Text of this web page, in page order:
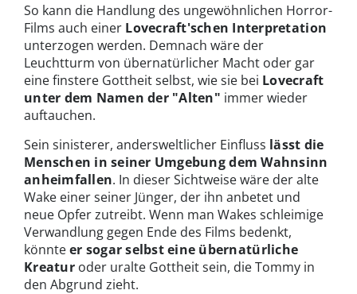
So kann die Handlung des ungewöhnlichen Horror-
Films auch einer Lovecraft'schen Interpretation
unterzogen werden. Demnach wäre der
Leuchtturm von übernatürlicher Macht oder gar
eine finstere Gottheit selbst, wie sie bei Lovecraft
unter dem Namen der "Alten" immer wieder
auftauchen.
Sein sinisterer, andersweltlicher Einfluss lässt die
Menschen in seiner Umgebung dem Wahnsinn
anheimfallen. In dieser Sichtweise wäre der alte
Wake einer seiner Jünger, der ihn anbetet und
neue Opfer zutreibt. Wenn man Wakes schleimige
Verwandlung gegen Ende des Films bedenkt,
könnteer sogar selbst eine übernatürliche
Kreaturoder uralte Gottheit sein, die Tommy in
den Abgrund zieht.